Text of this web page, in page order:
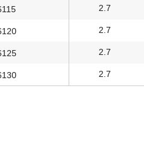
2.7
2.7
2.7
2.7